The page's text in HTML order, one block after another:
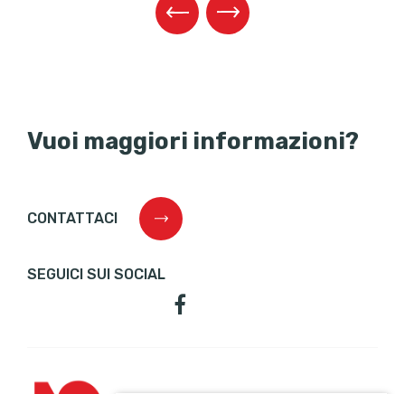
Vuoi maggiori informazioni?
CONTATTACI
SEGUICI SUI SOCIAL